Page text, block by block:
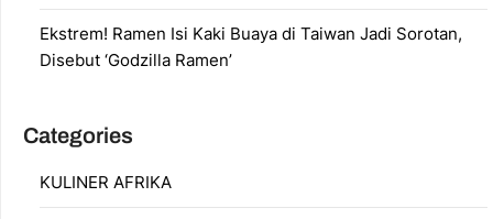
Ekstrem! Ramen Isi Kaki Buaya di Taiwan Jadi Sorotan,
Disebut ‘Godzilla Ramen’
Categories
KULINER AFRIKA